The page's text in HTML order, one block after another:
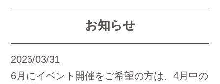
お知らせ
2026/03/31
6月にイベント開催をご希望の方は、4月中の